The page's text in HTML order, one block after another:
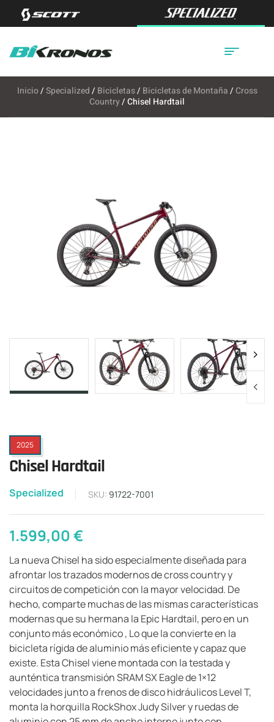
Inicio/Specialized/ Bicicletas/ Bicicletas de Montaña/ Cross
Country/ Chisel Hardtail
2025
Chisel Hardtail
Specialized SKU: 91722-7001
1.599,00€
La nueva Chisel ha sido especialmente diseñada para
afrontar los trazados modernos de cross country y
circuitos de competición con la mayor velocidad. De
hecho, comparte muchas de las mismas características
modernas que su hermana la Epic Hardtail, pero en un
conjunto más económico , Lo que la convierte en la
bicicleta rígida de aluminio más eficiente y capaz que
existe. Esta Chisel viene montada con la testada y
aunténtica transmisión SRAM SX Eagle de 1×12
velocidades junto a frenos de disco hidráulicos Level T,
monta la horquilla RockShox Judy Silver y ruedas de